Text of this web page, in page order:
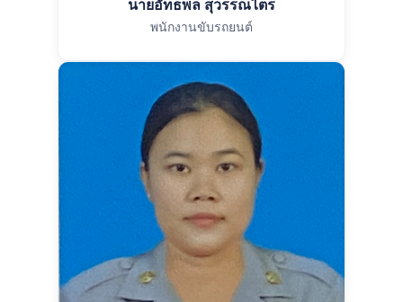
พนักงานขับรถยนต์